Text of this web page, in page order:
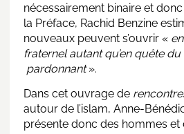
nécessairement binaire et
la Préface, Rachid Benzine
nouveaux peuvent s’ouvrir «
fraternel autant qu’en quête
pardonnant».
Dans cet ouvrage de
autour de l’islam, Anne-
présente donc des hommes et